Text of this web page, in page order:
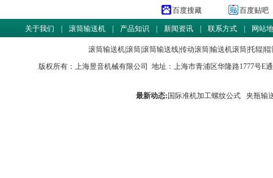
百度搜藏 百度贴吧
关于我们 滚筒输送机 产品知识 新闻资讯 联系方式 网站
滚筒输送机|滚筒|滚筒输送线|传动滚筒|输送机滚筒|托辊|辊
版权所有： 上海昱音机械有限公司 地址：上海市青浦区华隆路1777号E
最新动态: 国际准机加工螺纹公式 夹瓶输